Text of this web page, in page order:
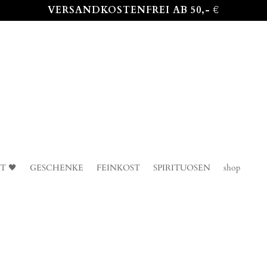
VERSANDKOSTENFREI AB 50,- €
🖤 GESCHENKE FEINKOST SPIRITUOSEN shop